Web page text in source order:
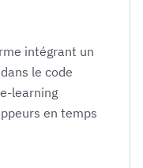
intégrant un
le code
learning
en temps